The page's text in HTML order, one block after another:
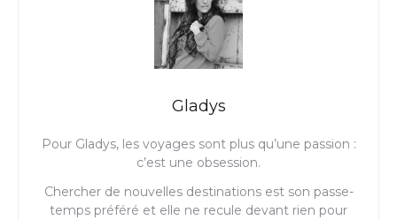
Gladys
Pour Gladys, les voyages sont plus qu’une passion :
c’est une obsession.
Chercher de nouvelles destinations est son passe-
temps préféré et elle ne recule devant rien pour